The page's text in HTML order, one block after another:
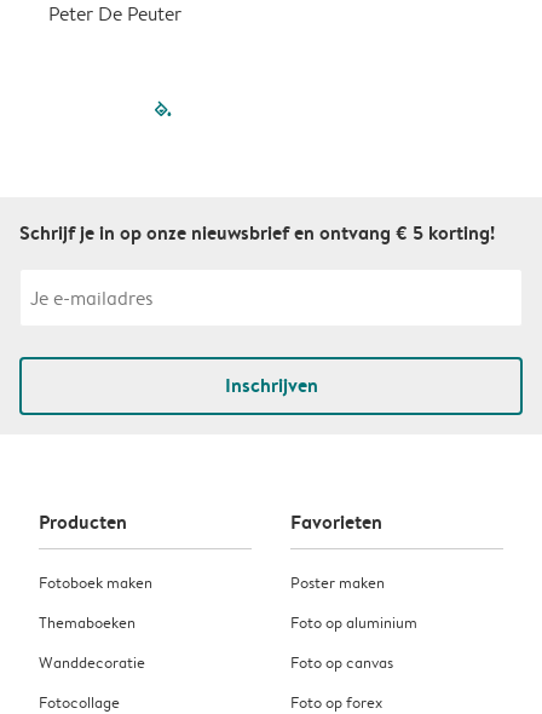
Peter De Peuter
filled-pagination
Schrijf je in op onze nieuwsbrief en ontvang € 5 korting!
Inschrijven
Producten
Fotoboek maken
Themaboeken
Wanddecoratie
Fotocollage
Favorieten
Poster maken
Foto op aluminium
Foto op canvas
Foto op forex